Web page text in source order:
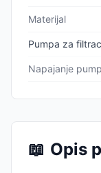
Materijal
Pumpa za
Napajanje
📖 Opis